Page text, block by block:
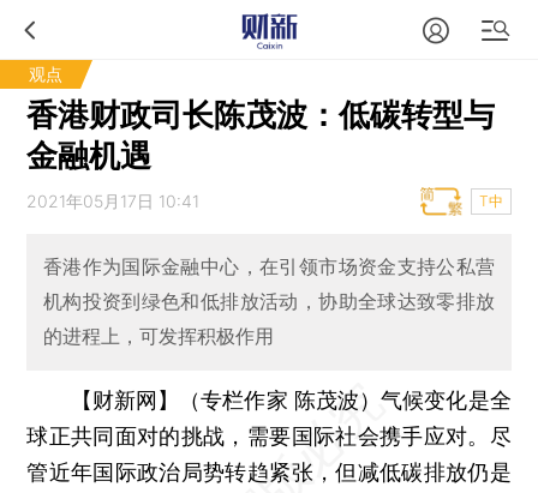
观点
香港财政司长陈茂波：低碳转型与
金融机遇
2021年05月17日 10:41 T中
香港作为国际金融中心，在引领市场资金支持公私营
机构投资到绿色和低排放活动，协助全球达致零排放
的进程上，可发挥积极作用
【财新网】（专栏作家 陈茂波）气候变化是全
球正共同面对的挑战，需要国际社会携手应对。尽
管近年国际政治局势转趋紧张，但减低碳排放仍是